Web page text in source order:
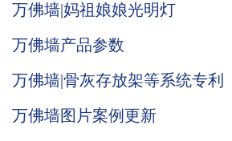
万佛墙|妈祖娘娘光明灯
万佛墙产品参数
万佛墙|骨灰存放架等系统专利
万佛墙图片案例更新